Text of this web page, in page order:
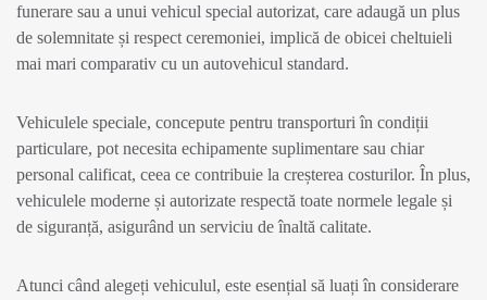
funerare sau a unui vehicul special autorizat, care adaugă un plus
de solemnitate și respect ceremoniei, implică de obicei cheltuieli
mai mari comparativ cu un autovehicul standard.
Vehiculele speciale, concepute pentru transporturi în condiții
particulare, pot necesita echipamente suplimentare sau chiar
personal calificat, ceea ce contribuie la creșterea costurilor. În plus,
vehiculele moderne și autorizate respectă toate normele legale și
de siguranță, asigurând un serviciu de înaltă calitate.
Atunci când alegeți vehiculul, este esențial să luați în considerare